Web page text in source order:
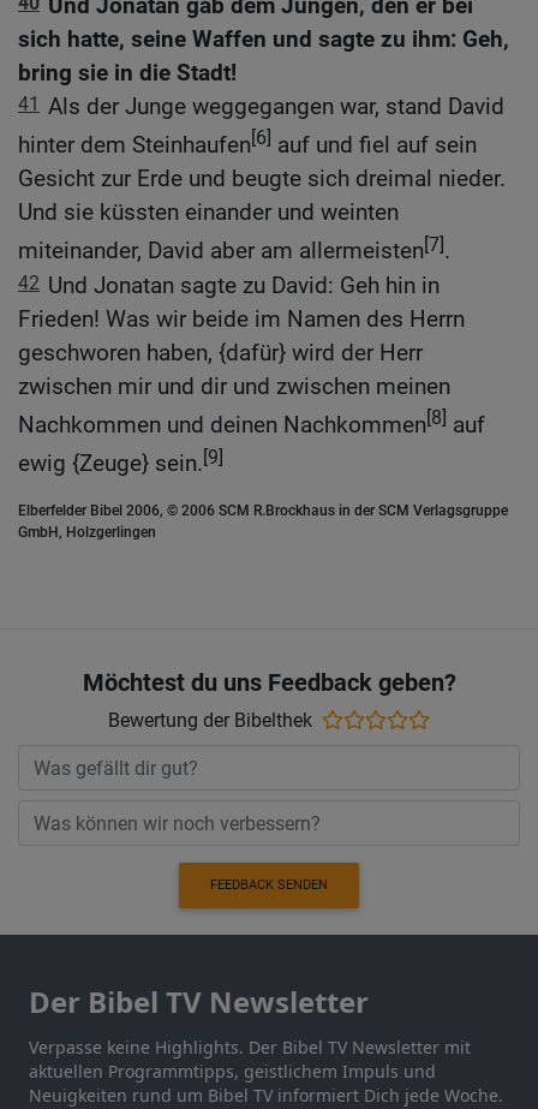
sich hatte, seine Waffen und sagte zu ihm: Geh,
bring sie in die Stadt!
41 Als der Junge weggegangen war, stand David
hinter dem Steinhaufen[6] auf und fiel auf sein
Gesicht zur Erde und beugte sich dreimal nieder.
Und sie küssten einander und weinten
miteinander, David aber am allermeisten[7].
42 Und Jonatan sagte zu David: Geh hin in
Frieden! Was wir beide im Namen des Herrn
geschworen haben, {dafür} wird der Herr
zwischen mir und dir und zwischen meinen
Nachkommen und deinen Nachkommen[8] auf
ewig {Zeuge} sein.[9]
Elberfelder Bibel 2006, © 2006 SCM R.Brockhaus in der SCM Verlagsgruppe
GmbH, Holzgerlingen
Möchtest du uns Feedback geben?
Bewertung der Bibelthek
FEEDBACK SENDEN
Der Bibel TV Newsletter
Verpasse keine Highlights. Der Bibel TV Newsletter mit
aktuellen Programmtipps, geistlichem Impuls und
Neuigkeiten rund um Bibel TV informiert Dich jede Woche.